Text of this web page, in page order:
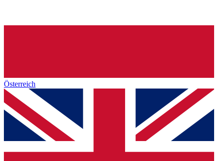
Österreich